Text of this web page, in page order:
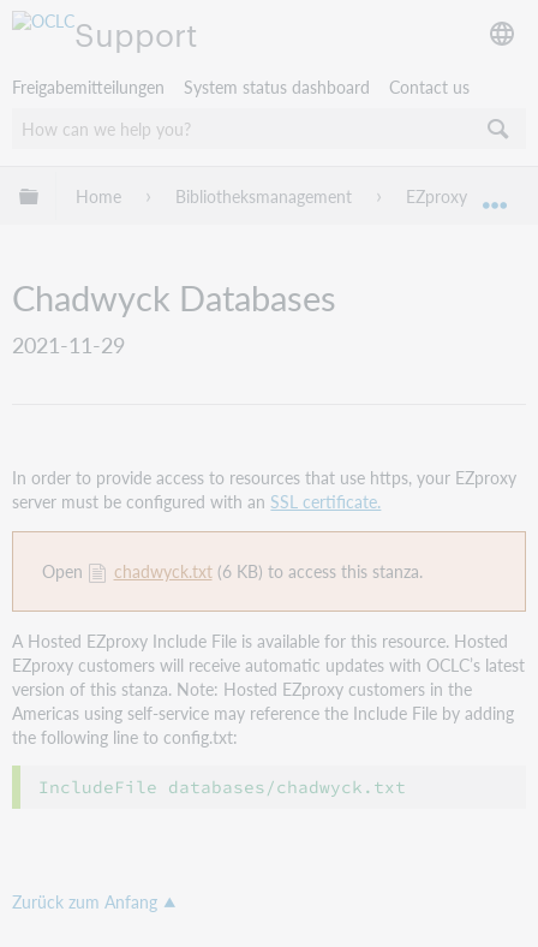
Support
Freigabemitteilungen System status dashboard Contact us
Globale Hierarchie expandieren/verbergen
Home Bibliotheksmanagement EZproxy
Chadwyck Databases
2021-11-29
In order to provide access to resources that use https, your EZproxy
server must be configured with an SSL certificate.
Open chadwyck.txt(6 KB) to access this stanza.
A Hosted EZproxy Include File is available for this resource. Hosted
EZproxy customers will receive automatic updates with OCLC’s latest
version of this stanza. Note: Hosted EZproxy customers in the
Americas using self-service may reference the Include File by adding
the following line to config.txt:
Zurück zum Anfang